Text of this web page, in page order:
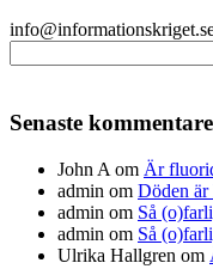
efter:
Senaste
John A om Är
admin om Döden är
admin om Så
admin om Så
Ulrika Hallgren om